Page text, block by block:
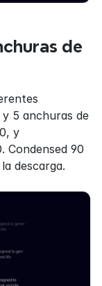
de
5 anchuras de
y
Condensed 90
descarga.